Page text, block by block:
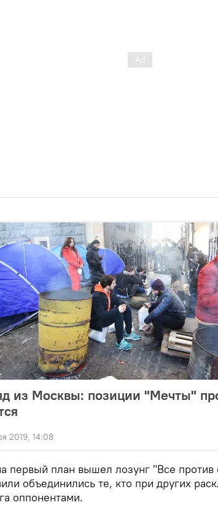
из Москвы: позиции "Мечты"
2019, 14:08
первый план вышел лозунг "Все против
объединились те, кто при других
оппонентами.